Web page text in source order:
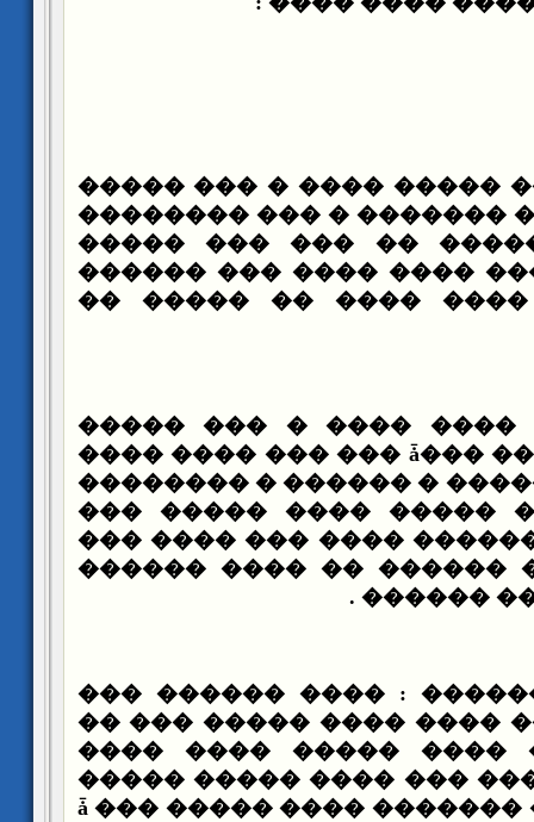
������ �� ���� �����
� ��� �������� �������
���� . ��� ������ ��
������ ��� ���� ����
������ ���� ����
� ������ ��� ����
����� ��� ����� ���ǡ ��� ��� ���� ����
� ��� ����� ������ �
�������� � �� �����
��������� ��������
���� ������ � ������
������ �
��� ��� ��� ������ :
����� ��� ���� ����
��� ����� �� ����
����� ��������� ���
����ǡ ��� ����� ����